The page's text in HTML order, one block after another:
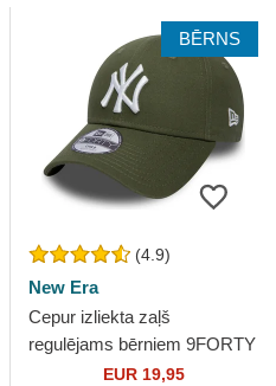
BĒRNS
(4.9)
New Era
Cepur izliekta zaļš
regulējams bērniem 9FORTY
League Essential no New
EUR 19,95